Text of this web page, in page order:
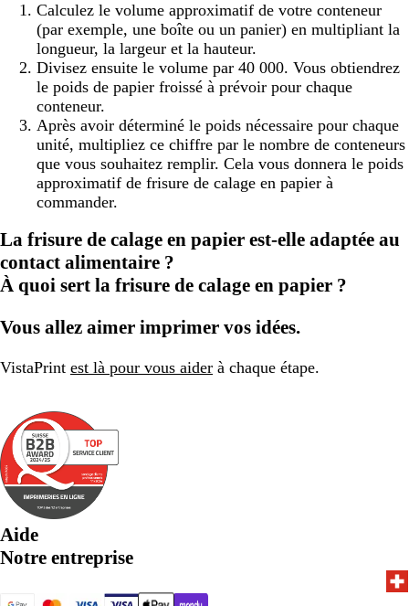
Calculez le volume approximatif de votre conteneur
(par exemple, une boîte ou un panier) en multipliant la
longueur, la largeur et la hauteur.
Divisez ensuite le volume par 40 000. Vous obtiendrez
le poids de papier froissé à prévoir pour chaque
conteneur.
Après avoir déterminé le poids nécessaire pour chaque
unité, multipliez ce chiffre par le nombre de conteneurs
que vous souhaitez remplir. Cela vous donnera le poids
approximatif de frisure de calage en papier à
commander.
La frisure de calage en papier est-elle adaptée au
contact alimentaire ?
À quoi sert la frisure de calage en papier ?
Vous allez aimer imprimer vos idées.
VistaPrint est là pour vous aider à chaque étape.
Aide
Notre entreprise